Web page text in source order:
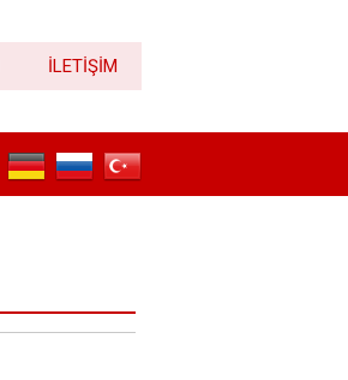
İLETİŞİM